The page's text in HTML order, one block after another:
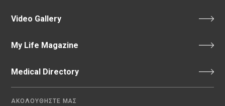
Video Gallery
My Life Magazine
Medical Directory
ΑΚΟΛΟΥΘΗΣΤΕ ΜΑΣ